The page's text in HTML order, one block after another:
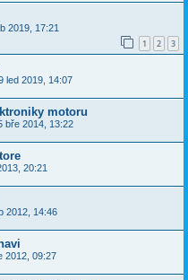
2019, 17:21
1 2 3
led 2019, 14:07
motoru
bře 2014, 13:22
20:21
2012, 14:46
2012, 09:27